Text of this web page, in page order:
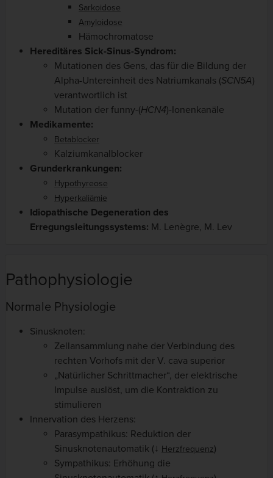
Sarkoidose
Amyloidose
Hämochromatose
Hereditäres Sick-Sinus-Syndrom:
Mutationen des Gens, das für die Bildung der
Alpha-Untereinheit des Natriumkanals (SCN5A)
verantwortlich ist
Mutation der funny-(HCN4)-Ionenkanäle
Medikamente:
Betablocker
Kalziumkanalblocker
Grunderkrankungen:
Hypothyreose
Hyperkaliämie
Idiopathische Degeneration des
Erregungsleitungssystems: M. Lenègre, M. Lev
Pathophysiologie
Normale Physiologie
Sinusknoten:
Zellansammlung nahe der Verbindung des
rechten Vorhofs mit der V. cava superior
„Natürlicher Schrittmacher“, der elektrische
Impulse auslöst, um die Kontraktion zu
stimulieren
Innervation des Herzens:
Parasympathikus: Reduktion der
Sinusknotenautomatik (↓ Herzfrequenz)
Sympathikus: Erhöhung die